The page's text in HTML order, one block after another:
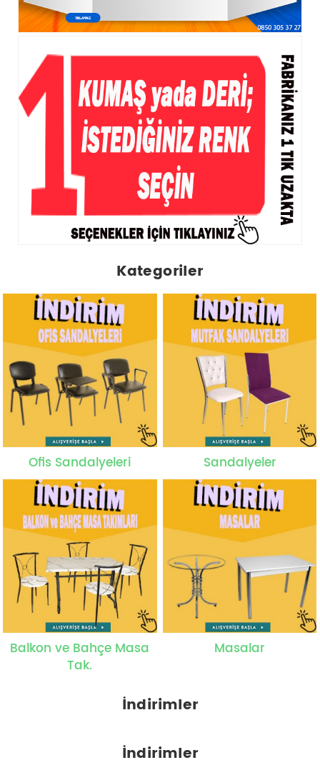
Kategoriler
Ofis Sandalyeleri Sandalyeler
Balkon ve Bahçe Masa
Tak.
Masalar
İndirimler
İndirimler